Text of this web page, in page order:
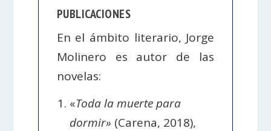
PUBLICACIONES
En el ámbito literario, Jorge
Molinero es autor de las
novelas:
«Toda la muerte para
dormir» (Carena, 2018),